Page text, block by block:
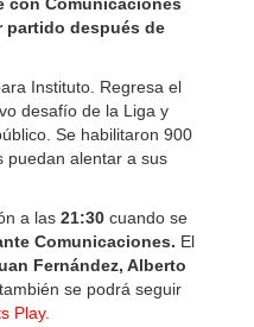
partido después de
Instituto. Regresa el
desafío de la Liga y
Se habilitaron 900
puedan alentar a sus
a las 21:30 cuando se
Comunicaciones. El
Fernández, Alberto
se podrá seguir
Play.